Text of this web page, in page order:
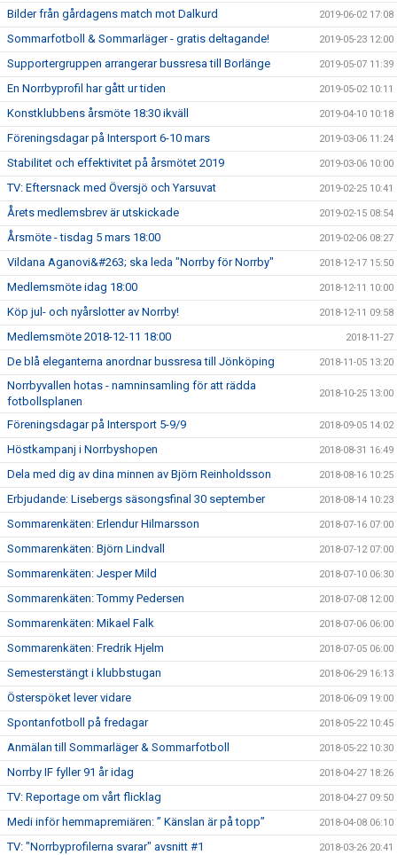
Bilder från gårdagens match mot Dalkurd 2019-06-02 17:08
Sommarfotboll & Sommarläger - gratis deltagande! 2019-05-23 12:00
Supportergruppen arrangerar bussresa till Borlänge 2019-05-07 11:39
En Norrbyprofil har gått ur tiden 2019-05-02 10:11
Konstklubbens årsmöte 18:30 ikväll 2019-04-10 10:18
Föreningsdagar på Intersport 6-10 mars 2019-03-06 11:24
Stabilitet och effektivitet på årsmötet 2019 2019-03-06 10:00
TV: Eftersnack med Översjö och Yarsuvat 2019-02-25 10:41
Årets medlemsbrev är utskickade 2019-02-15 08:54
Årsmöte - tisdag 5 mars 18:00 2019-02-06 08:27
Vildana Aganovi&#263; ska leda "Norrby för Norrby" 2018-12-17 15:50
Medlemsmöte idag 18:00 2018-12-11 10:00
Köp jul- och nyårslotter av Norrby! 2018-12-11 09:58
Medlemsmöte 2018-12-11 18:00 2018-11-27
De blå eleganterna anordnar bussresa till Jönköping 2018-11-05 13:20
Norrbyvallen hotas - namninsamling för att rädda
fotbollsplanen
2018-10-25 13:00
Föreningsdagar på Intersport 5-9/9 2018-09-05 14:02
Höstkampanj i Norrbyshopen 2018-08-31 16:49
Dela med dig av dina minnen av Björn Reinholdsson 2018-08-16 10:25
Erbjudande: Lisebergs säsongsfinal 30 september 2018-08-14 10:23
Sommarenkäten: Erlendur Hilmarsson 2018-07-16 07:00
Sommarenkäten: Björn Lindvall 2018-07-12 07:00
Sommarenkäten: Jesper Mild 2018-07-10 06:30
Sommarenkäten: Tommy Pedersen 2018-07-08 12:00
Sommarenkäten: Mikael Falk 2018-07-06 06:00
Sommarenkäten: Fredrik Hjelm 2018-07-05 06:00
Semesterstängt i klubbstugan 2018-06-29 16:13
Österspöket lever vidare 2018-06-09 19:00
Spontanfotboll på fredagar 2018-05-22 10:45
Anmälan till Sommarläger & Sommarfotboll 2018-05-22 10:30
Norrby IF fyller 91 år idag 2018-04-27 18:26
TV: Reportage om vårt flicklag 2018-04-27 09:50
Medi inför hemmapremiären: ” Känslan är på topp” 2018-04-08 06:10
TV: "Norrbyprofilerna svarar" avsnitt #1 2018-03-26 20:41